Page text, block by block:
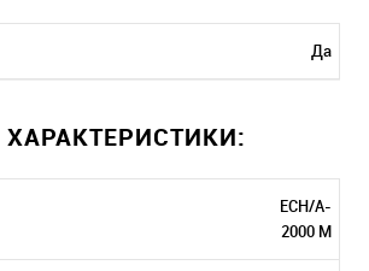
Да
ECH/A-
2000 M